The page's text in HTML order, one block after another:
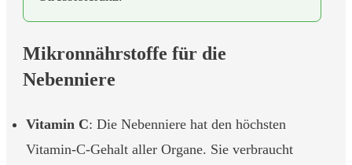
Mikronnährstoffe für die
Nebenniere
Vitamin C: Die Nebenniere hat den höchsten
Vitamin-C-Gehalt aller Organe. Sie verbraucht